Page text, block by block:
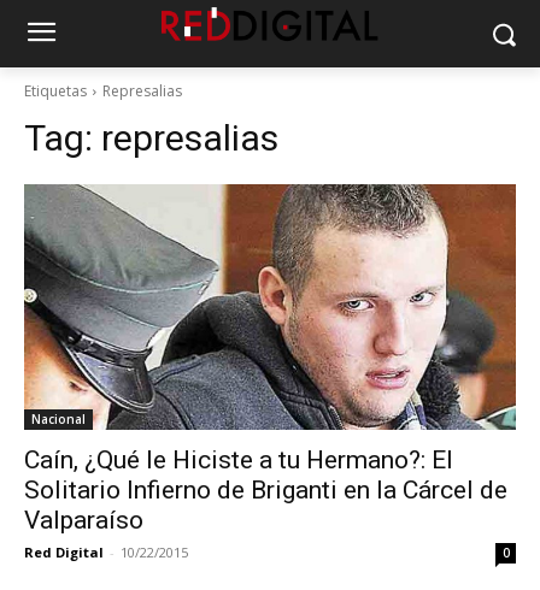
Etiquetas Represalias
Tag: represalias
Nacional
Caín, ¿Qué le Hiciste a tu Hermano?: El
Solitario Infierno de Briganti en la Cárcel de
Valparaíso
Red Digital - 10/22/2015 0